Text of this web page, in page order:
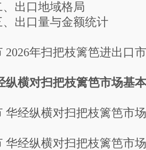
地域格局
量与金额统计
年扫把枝篱笆进出口
纵横对扫把枝篱笆市场基
经纵横对扫把枝篱笆市场
经纵横对扫把枝篱笆市